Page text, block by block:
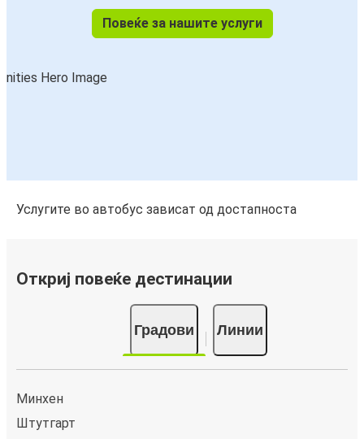
Повеќе за нашите услуги
Услугите во автобус зависат од достапноста
Откриј повеќе дестинации
Градови Линии
Минхен
Штутгарт